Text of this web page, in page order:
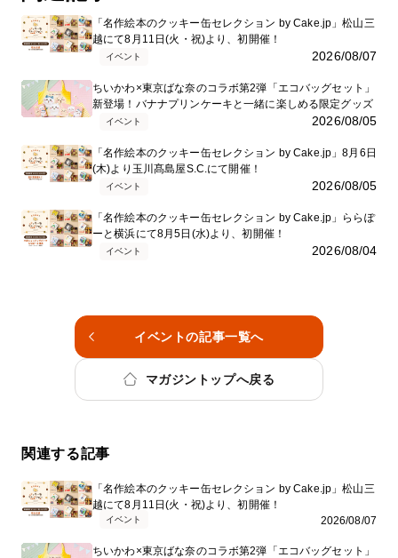
「名作絵本のクッキー缶セレクション by Cake.jp」松山三
越にて8月11日(火・祝)より、初開催！
2026/08/07
イベント
ちいかわ×東京ばな奈のコラボ第2弾「エコバッグセット」
新登場！バナナプリンケーキと一緒に楽しめる限定グッズ
2026/08/05
イベント
「名作絵本のクッキー缶セレクション by Cake.jp」8月6日
(木)より玉川髙島屋S.C.にて開催！
2026/08/05
イベント
「名作絵本のクッキー缶セレクション by Cake.jp」ららぽ
ーと横浜にて8月5日(水)より、初開催！
2026/08/04
イベント
イベントの記事一覧へ
マガジントップへ戻る
関連する記事
「名作絵本のクッキー缶セレクション by Cake.jp」松山三
越にて8月11日(火・祝)より、初開催！
2026/08/07
イベント
ちいかわ×東京ばな奈のコラボ第2弾「エコバッグセット」